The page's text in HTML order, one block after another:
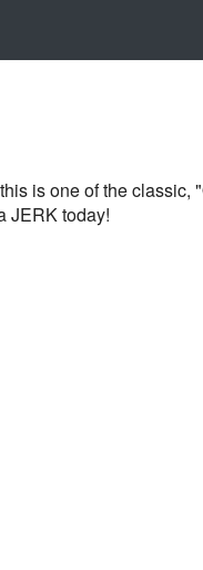
is one of the classic,
JERK today!